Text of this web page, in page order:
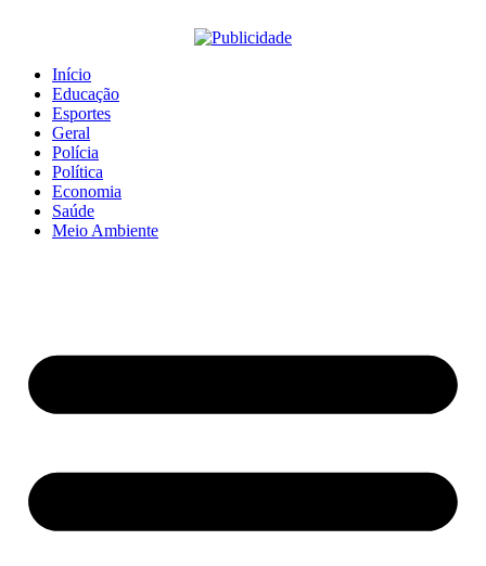
Início
Educação
Esportes
Geral
Polícia
Política
Economia
Saúde
Meio Ambiente